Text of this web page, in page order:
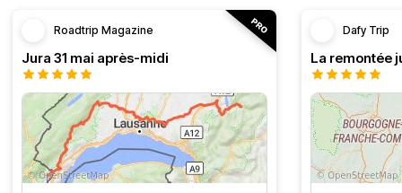
Roadtrip Magazine
Jura 31 mai après-midi
Dafy Trip
La remontée